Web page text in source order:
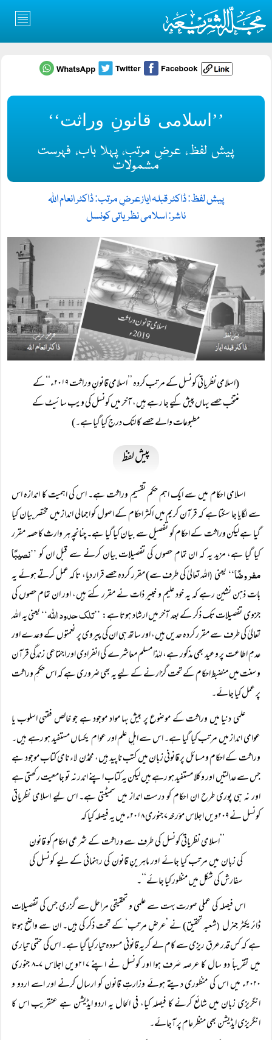
’’اسلامی قانونِ وراثت‘‘
پیش لفظ، عرضِ مرتب، پہلا باب، فہرست
مشمولات
پیش لفظ: ڈاکٹر قبلہ ایازعرضِ مرتب: ڈاکٹر انعام اللہ
ناشر: اسلامی نظریاتی کونسل
(اسلامی نظریاتی کونسل کے مرتب کردہ ’’اسلامی قانونِ وراثت ۲۰۱۹ء‘‘ کے
منتخب حصے یہاں پیش کیے جا رہے ہیں، آخر میں کونسل کی ویب سائیٹ کے
مطبوعات والے حصے کا لنک درج کیا گیا ہے۔)
پیش لفظ
اسلامی احکام میں سے ایک اہم حکم تقسیمِ وراثت ہے۔ اس کی اہمیت کا اندازہ اس
سے لگایا جا سکتا ہے کہ قرآن کریم میں اکثر احکام کے اصول کو اجمالی انداز میں مختصر بیان کیا
گیا ہے لیکن وراثت کے احکام کو تفصیل سے بیان کیا گیا ہے۔ چنانچہ ہر وارث کا حصہ مقرر
کیا گیا ہے، مزید یہ کہ ان تمام حصوں کی تفصیلات بیان کرنے سے قبل ان کو’’نصیبًا
مفروضًا‘‘یعنی (اللہ تعالیٰ کی طرف سے) مقرر کردہ حصے قرار دیا، تاکہ عمل کرتے ہوئے یہ
بات ذہن نشین رہے کہ یہ خود علیم و خبیر ذات نے مقرر کئے ہیں، اور ان تمام حصوں کی
جزوی تفصیلات تک ذکر کے بعد آخر میں ارشاد ہوتا ہے: ’’تلک حدود اللہ‘‘یعنی یہ اللہ
تعالیٰ کی طرف سے مقرر کردہ حدیں ہیں، اور ساتھ ہی ان کی پیروی پر نعمتوں کے وعدے اور
عدمِ اطاعت پر وعید بھی مذکور ہے، لہٰذا مسلم معاشرے کی انفرادی اور اجتماعی زندگی قرآن
و سنت میں منضبط احکام کے تحت گزارنے کے لیے یہ بھی ضروری ہے کہ اس حکمِ وراثت
پر عمل کیا جائے۔
علمی دنیا میں وراثت کے موضوع پر بیش بہا مواد موجود ہے جو خالص فقہی اسلوب یا
عوامی انداز میں مرتب کیا گیا ہے۔ اس سے اہلِ علم اور عوام یکساں مستفید ہو رہے ہیں۔
وراثت کے احکام و مسائل پر قانونی زبان میں کتب ناپید ہیں، محمڈن لاء نامی کتاب موجود ہے
جس سے عدالتیں اور وکلا مستفید ہو رہے ہیں لیکن یہ کتاب اپنے اندر نہ تو جامعیت رکھتی ہے
اور نہ ہی پوری طرح ان احکام کو درست انداز میں سمیٹتی ہے۔ اس لیے اسلامی نظریاتی
کونسل نے ۲۰۹ویں اجلاس مؤرخہ ۷ جنوری ۲۰۱۸ء میں یہ فیصلہ کیا کہ
’’اسلامی نظریاتی کونسل کی طرف سے وراثت کے شرعی احکام کو قانون
کی زبان میں مرتب کیا جائے اور ماہرینِ قانون کی رہنمائی کے لیے کونسل کی
سفارش کی شکل میں منظور کیا جائے‘‘۔
اس فیصلہ کی عملی صورت بہت سے علمی و تحقیقی مراحل سے گزری جس کی تفصیلات
ڈائریکٹر جنرل (شعبہ تحقیق) نے ’عرضِ مرتب‘ کے تحت ذکر کی ہیں۔ ان سے واضح ہوتا
ہے کہ کس قدر عرق ریزی سے کام لے کر یہ قانونی مسودہ تیار کیا گیا ہے۔ اس کی حتمی تیاری
میں تقریباً دو سال کا عرصہ صَرف ہوا اور کونسل نے اپنے ۲۱۷ویں اجلاس ۷-۸ جنوری
۲۰۲۰ء میں اس کی منظوری دیتے ہوئے وزارتِ قانون کو ارسال کرنے اور اسے اردو و
انگریزی زبان میں شائع کرنے کا فیصلہ کیا، فی الحال یہ اردو ایڈیشن ہے عنقریب اس کا
انگریزی ایڈیشن بھی منظر عام پر آجائے۔